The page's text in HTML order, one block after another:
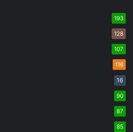
193
128
107
116
16
90
87
85